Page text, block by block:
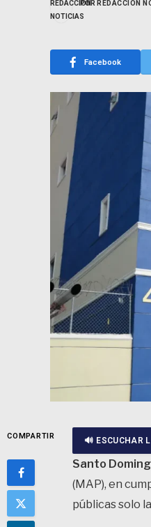
POR REDACCIÓN
Facebook
COMPARTIR 🔊 ESCUCHAR
Santo
(MAP), en
públicas solo